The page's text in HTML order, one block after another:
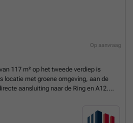
Op aanvraag
117 m² op het tweede verdiep is
locatie met groene omgeving, aan de
aansluiting naar de Ring en A12.
15 min.Het prestigieus